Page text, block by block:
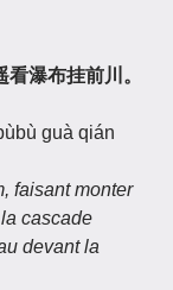
瀑布挂前川。
guà qián
faisant monter
cascade
devant la